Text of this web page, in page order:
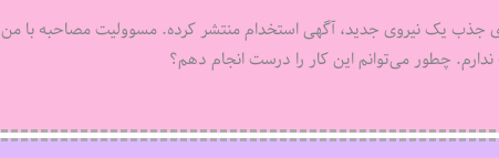
جذب یک نیروی جدید، آگهی استخدام منتشر کرده. مسوولیت مصاحبه با من
ندارم. چطور می‌توانم این کار را درست انجام دهم؟